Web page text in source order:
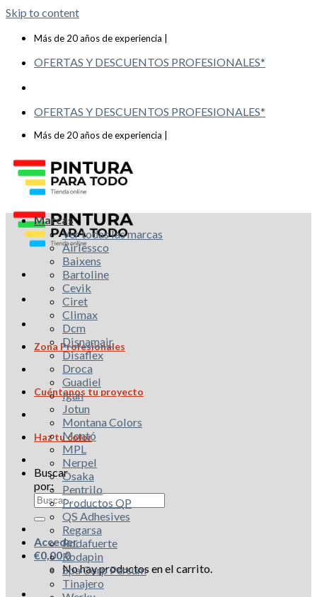
Skip to content
Más de 20 años de experiencia |
OFERTAS Y DESCUENTOS PROFESIONALES*
OFERTAS Y DESCUENTOS PROFESIONALES*
Más de 20 años de experiencia |
Zona Profesionales
Cuéntanos tu proyecto
Haz tu color
Buscar
por:
Acceder
€0,000
No hay productos en el carrito.
Marcas
Ver todas las marcas
Airlessco
Baixens
Bartoline
Cevik
Ciret
Climax
Dcm
Disnamair
Disaflex
Droca
Guadiel
Igan
Jotun
Montana Colors
Montó
MPL
Nerpel
Osaka
Pentrilo
Productos QP
QS Adhesives
Regarsa
Rodafuerte
Rodapin
Spa Corp Persum
Tinajero